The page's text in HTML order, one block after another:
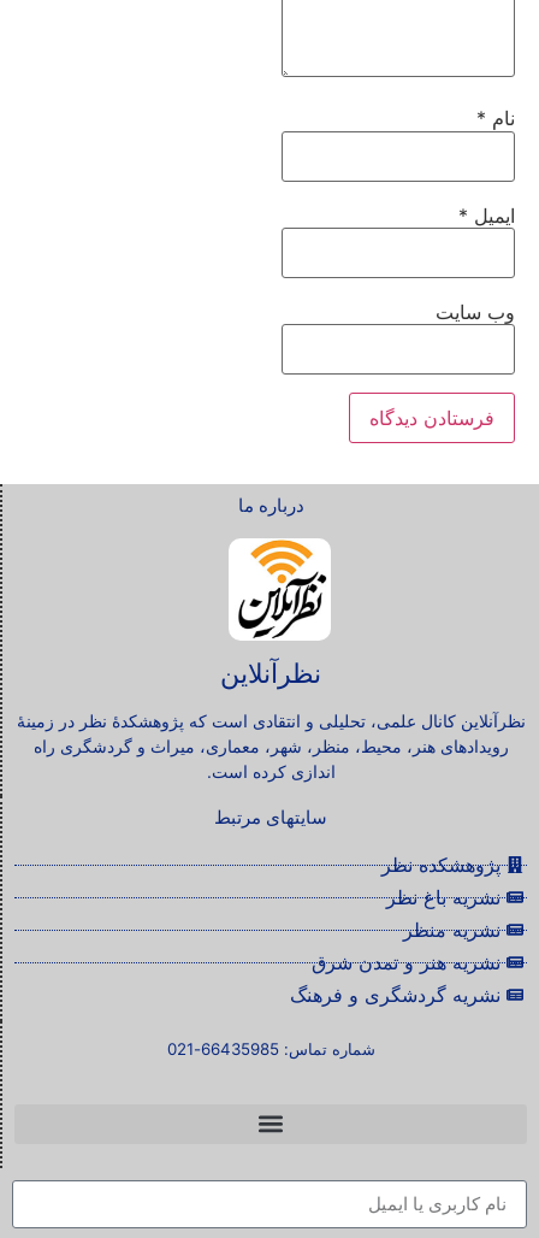
نام *
ایمیل *
وب‌ سایت
درباره ما
نظرآنلاین
نظرآنلاین کانال علمی، تحلیلی و انتقادی است که پژوهشکدۀ نظر در زمینۀ
رویدادهای هنر، محیط، منظر، شهر، معماری، میراث و گردشگری راه
اندازی کرده است.
سایتهای مرتبط
پژوهشکده نظر
نشریه باغ نظر
نشریه منظر
نشریه هنر و تمدن شرق
نشریه گردشگری و فرهنگ
شماره تماس: 66435985-021